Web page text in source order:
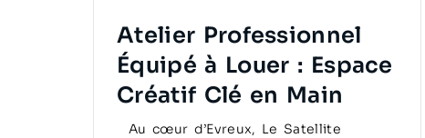
Atelier Professionnel
Équipé à Louer : Espace
Créatif Clé en Main
Au cœur d’Evreux, Le Satellite